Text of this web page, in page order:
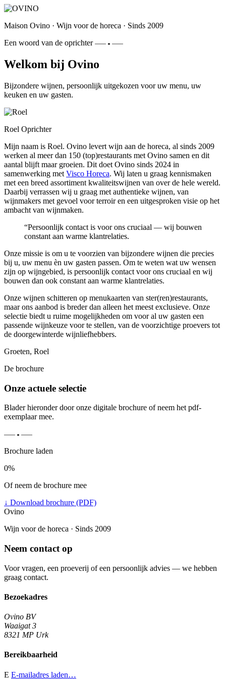
Maison Ovino · Wijn voor de horeca · Sinds 2009
Een woord van de oprichter
Welkom bij Ovino
Bijzondere wijnen, persoonlijk uitgekozen voor uw menu, uw
keuken en uw gasten.
Roel Oprichter
Mijn naam is Roel. Ovino levert wijn aan de horeca, al sinds 2009
werken al meer dan 150 (top)restaurants met Ovino samen en dit
aantal blijft maar groeien. Dit doet Ovino sinds 2024 in
samenwerking met Visco Horeca. Wij laten u graag kennismaken
met een breed assortiment kwaliteitswijnen van over de hele wereld.
Daarbij verrassen wij u graag met authentieke wijnen, van
wijnmakers met gevoel voor terroir en een uitgesproken visie op het
ambacht van wijnmaken.
“Persoonlijk contact is voor ons cruciaal — wij bouwen
constant aan warme klantrelaties.
Onze missie is om u te voorzien van bijzondere wijnen die precies
bij u, uw menu èn uw gasten passen. Om te weten wat uw wensen
zijn op wijngebied, is persoonlijk contact voor ons cruciaal en wij
bouwen dan ook constant aan warme klantrelaties.
Onze wijnen schitteren op menukaarten van ster(ren)restaurants,
maar ons aanbod is breder dan alleen het meest exclusieve. Onze
selectie biedt u ruime mogelijkheden om voor al uw gasten een
passende wijnkeuze voor te stellen, van de voorzichtige proevers tot
de doorgewinterde wijnliefhebbers.
Groeten, Roel
De brochure
Onze actuele selectie
Blader hieronder door onze digitale brochure of neem het pdf-
exemplaar mee.
Brochure laden
0%
Of neem de brochure mee
↓ Download brochure (PDF)
Ovino
Wijn voor de horeca · Sinds 2009
Neem contact op
Voor vragen, een proeverij of een persoonlijk advies — we hebben
graag contact.
Bezoekadres
Ovino BV
Waaigat 3
8321 MP Urk
Bereikbaarheid
E E-mailadres laden…